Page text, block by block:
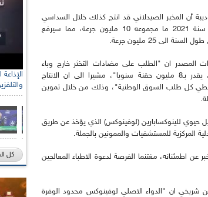
أن المخبر الصيدلاني قد انتج كذلك خلال السداسي
الاول من سنة 2021 ما مجموعه 10 مليون جرعة، مما سيرفع
الى 25 مليون جرعة.
المصدر ان "الطلب على مضادات التخثر خارج وباء
كوفيد-19، يقدر بـ8 مليون حقنة سنويا"، مشيرا الى ان الانتاج
كل طلب السوق الوطنية"، وذلك من خلال تموين
حيوي للينوكسابارين (لوفينوكس) الذي يؤخذ عن طريق
المركزية للمستشفيات والممونين بالجملة.
مغتنما الفرصة لدعوة الاطباء المعالجين
شريخي ان "الدواء الاصلي لوفينوكس محدود الوفرة
كل